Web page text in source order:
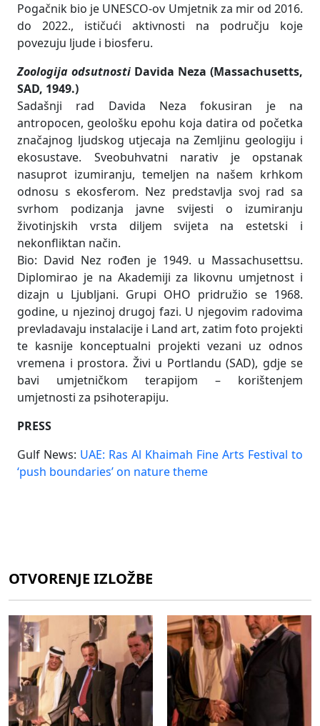
Pogačnik bio je UNESCO-ov Umjetnik za mir od 2016.
do 2022., ističući aktivnosti na području koje
povezuju ljude i biosferu.
Zoologija odsutnosti Davida Neza (Massachusetts,
SAD, 1949.)
Sadašnji rad Davida Neza fokusiran je na
antropocen, geološku epohu koja datira od početka
značajnog ljudskog utjecaja na Zemljinu geologiju i
ekosustave. Sveobuhvatni narativ je opstanak
nasuprot izumiranju, temeljen na našem krhkom
odnosu s ekosferom. Nez predstavlja svoj rad sa
svrhom podizanja javne svijesti o izumiranju
životinjskih vrsta diljem svijeta na estetski i
nekonfliktan način.
Bio: David Nez rođen je 1949. u Massachusettsu.
Diplomirao je na Akademiji za likovnu umjetnost i
dizajn u Ljubljani. Grupi OHO pridružio se 1968.
godine, u njezinoj drugoj fazi. U njegovim radovima
prevladavaju instalacije i Land art, zatim foto projekti
te kasnije konceptualni projekti vezani uz odnos
vremena i prostora. Živi u Portlandu (SAD), gdje se
bavi umjetničkom terapijom – korištenjem
umjetnosti za psihoterapiju.
PRESS
Gulf News: UAE: Ras Al Khaimah Fine Arts Festival to
‘push boundaries’ on nature theme
OTVORENJE IZLOŽBE